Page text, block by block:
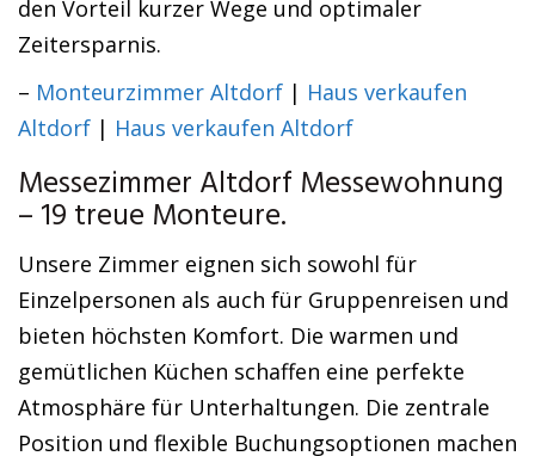
den Vorteil kurzer Wege und optimaler
Zeitersparnis.
– Monteurzimmer Altdorf | Haus verkaufen
Altdorf | Haus verkaufen Altdorf
Messezimmer Altdorf Messewohnung
– 19 treue Monteure.
Unsere Zimmer eignen sich sowohl für
Einzelpersonen als auch für Gruppenreisen und
bieten höchsten Komfort. Die warmen und
gemütlichen Küchen schaffen eine perfekte
Atmosphäre für Unterhaltungen. Die zentrale
Position und flexible Buchungsoptionen machen